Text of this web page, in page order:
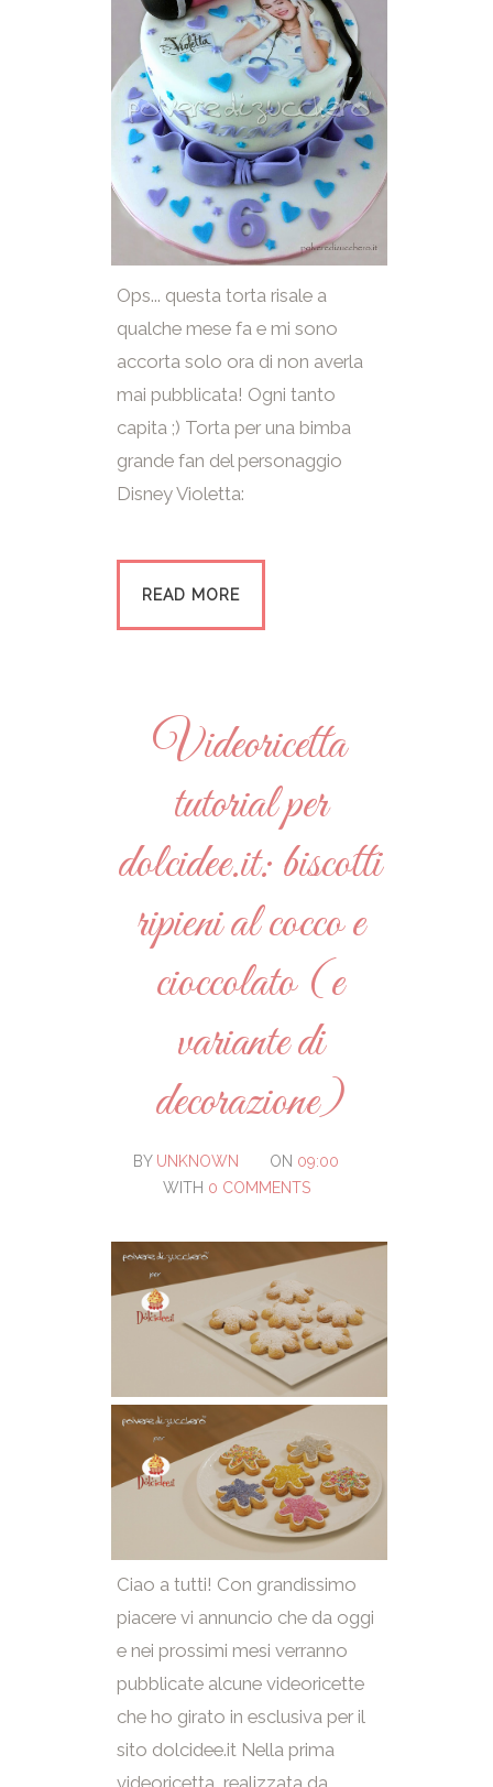
Ops... questa torta risale a
qualche mese fa e mi sono
accorta solo ora di non averla
mai pubblicata! Ogni tanto
capita ;) Torta per una bimba
grande fan del personaggio
Disney Violetta:
READ MORE
Videoricetta
tutorial per
dolcidee.it: biscotti
ripieni al cocco e
cioccolato (e
variante di
decorazione)
BY UNKNOWN ON 09:00
WITH 0 COMMENTS
Ciao a tutti! Con grandissimo
piacere vi annuncio che da oggi
e nei prossimi mesi verranno
pubblicate alcune videoricette
che ho girato in esclusiva per il
sito dolcidee.it Nella prima
videoricetta, realizzata da